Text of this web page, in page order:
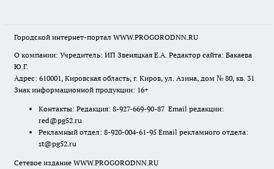
Городской интернет-портал WWW.PROGORODNN.RU
О компании: Учредитель: ИП Звеняцкая Е.А. Редактор сайта: Бакаева
Ю.Г.
Адрес: 610001, Кировская область, г. Киров, ул. Азина, дом № 80, кв. 31
Знак информационной продукции: 16+
Контакты: Редакция: 8-927-669-90-87 Email редакции:
red@pg52.ru
Рекламный отдел: 8-920-004-61-95 Email рекламного отдела:
st@pg52.ru
Сетевое издание WWW.PROGORODNN.RU